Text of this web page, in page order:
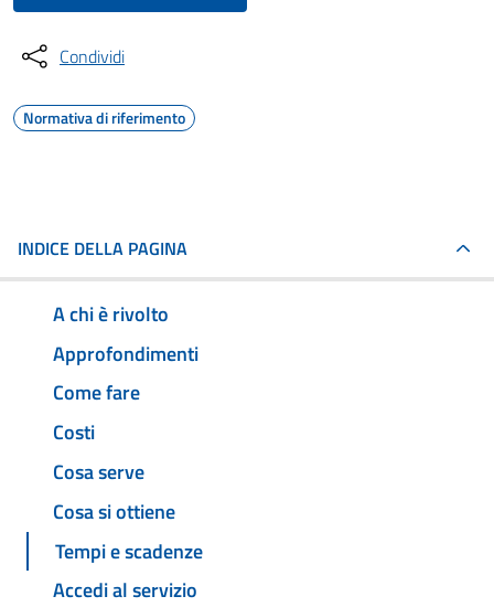
Condividi
Normativa di riferimento
INDICE DELLA PAGINA
A chi è rivolto
Approfondimenti
Come fare
Costi
Cosa serve
Cosa si ottiene
Tempi e scadenze
Accedi al servizio